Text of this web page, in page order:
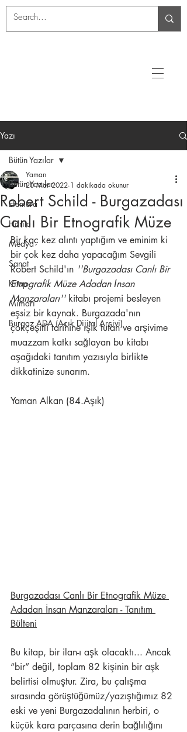
Yazı
Bütün Yazılar
Efemera
Harita
Medya
Sanat
Kitap
Mimari
Burgaz ADA (Açık Dijital Arşivi)
Bütün Yazılar
Robert Schild - Burgazadası
Canlı Bir Etnografik Müze
Yaman
20 Mar 2022 1 dakikada okunur
Bir kaç kez alıntı yaptığım ve eminim ki
bir çok kez daha yapacağım Sevgili
Robert Schild'ın ''Burgazadası Canlı Bir
Etnografik Müze Adadan İnsan
Manzaraları'' kitabı projemi besleyen
eşsiz bir kaynak. Burgazada'nın
çokçeşitli tarihine ışık tutan ve arşivime
muazzam katkı sağlayan bu kitabı
aşağıdaki tanıtım yazısıyla birlikte
dikkatinize sunarım.
Yaman Alkan (84.Aşık)
Burgazadası Canlı Bir Etnografik Müze
Adadan İnsan Manzaraları - Tanıtım
Bülteni
Bu kitap, bir ilan-ı aşk olacaktı... Ancak
“bir” değil, toplam 82 kişinin bir aşk
belirtisi olmuştur. Zira, bu çalışma
sırasında görüştüğümüz/yazıştığımız 82
eski ve yeni Burgazadalının herbiri, o
küçük kara parçasına derin bağlılığını